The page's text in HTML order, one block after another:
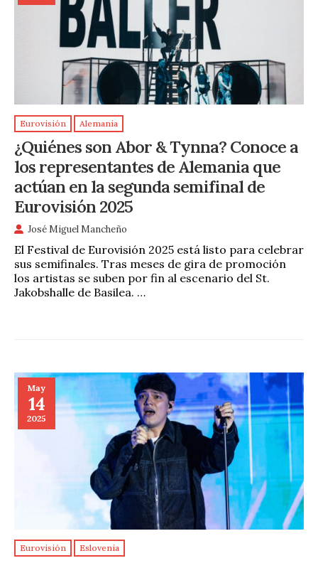
Eurovisión Alemania
¿Quiénes son Abor & Tynna? Conoce a
los representantes de Alemania que
actúan en la segunda semifinal de
Eurovisión 2025
José Miguel Mancheño
El Festival de Eurovisión 2025 está listo para celebrar
sus semifinales. Tras meses de gira de promoción
los artistas se suben por fin al escenario del St.
Jakobshalle de Basilea. …
May
14
2025
Eurovisión Eslovenia